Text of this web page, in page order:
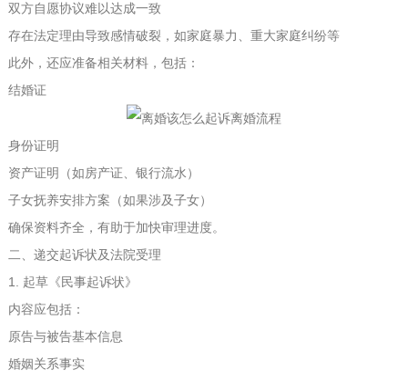
双方自愿协议难以达成一致
存在法定理由导致感情破裂，如家庭暴力、重大家庭纠纷等
此外，还应准备相关材料，包括：
结婚证
身份证明
资产证明（如房产证、银行流水）
子女抚养安排方案（如果涉及子女）
确保资料齐全，有助于加快审理进度。
二、递交起诉状及法院受理
1. 起草《民事起诉状》
内容应包括：
原告与被告基本信息
婚姻关系事实